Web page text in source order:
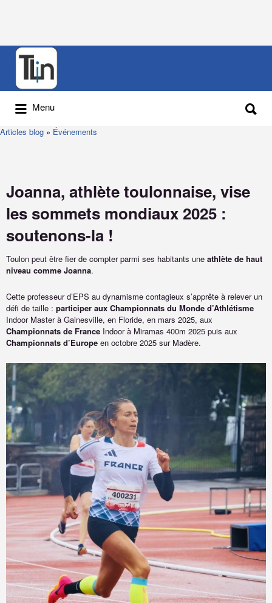
Menu
Articles blog » Événements
Joanna, athlète toulonnaise, vise
les sommets mondiaux 2025 :
soutenons-la !
Toulon peut être fier de compter parmi ses habitants une athlète de haut
niveau comme Joanna.
Cette professeur d’EPS au dynamisme contagieux s’apprête à relever un
défi de taille : participer aux Championnats du Monde d’Athlétisme
Indoor Master à Gainesville, en Floride, en mars 2025, aux
Championnats de France Indoor à Miramas 400m 2025 puis aux
Championnats d’Europe en octobre 2025 sur Madère.